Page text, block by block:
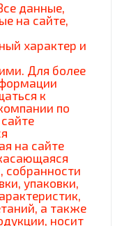
данные,
на сайте,
характер и
Для более
к
по
на сайте
собранности
упаковки,
а также
носит